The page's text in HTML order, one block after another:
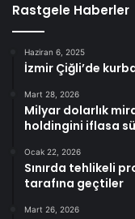
Rastgele Haberler
Haziran 6, 2025
İzmir Çiğli’de
Mart 28, 2026
Milyar dolarlık
holdingini iflasa
Ocak 22, 2026
Sınırda tehlikeli
tarafına geçtiler
Mart 26, 2026